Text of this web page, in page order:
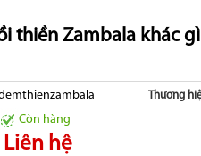
thiền Zambala khác
Thương
Còn hàng
Liên hệ